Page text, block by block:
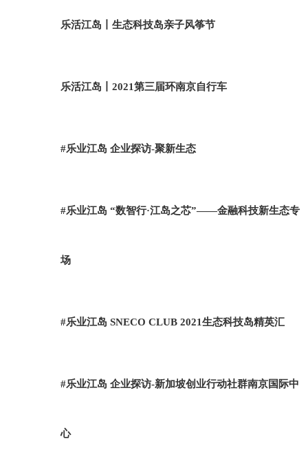
乐活江岛丨生态科技岛亲子风筝节
乐活江岛丨2021第三届环南京自行车
#乐业江岛 企业探访-聚新生态
#乐业江岛 “数智行·江岛之芯”——金融科技新生态专
场
#乐业江岛 SNECO CLUB 2021生态科技岛精英汇
#乐业江岛 企业探访-新加坡创业行动社群南京国际中
心